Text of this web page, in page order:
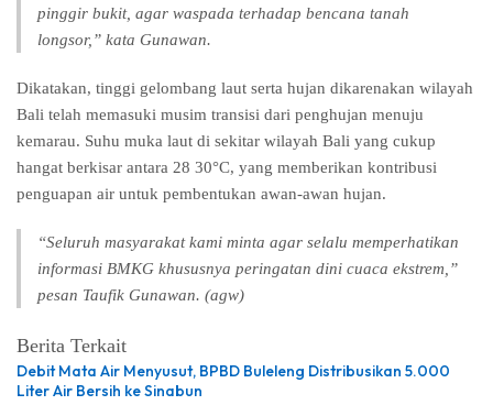
pinggir bukit, agar waspada terhadap bencana tanah
longsor,” kata Gunawan.
Dikatakan, tinggi gelombang laut serta hujan dikarenakan wilayah
Bali telah memasuki musim transisi dari penghujan menuju
kemarau. Suhu muka laut di sekitar wilayah Bali yang cukup
hangat berkisar antara 28 30°C, yang memberikan kontribusi
penguapan air untuk pembentukan awan-awan hujan.
“Seluruh masyarakat kami minta agar selalu memperhatikan
informasi BMKG khususnya peringatan dini cuaca ekstrem,”
pesan Taufik Gunawan. (agw)
Berita Terkait
Debit Mata Air Menyusut, BPBD Buleleng Distribusikan 5.000
Liter Air Bersih ke Sinabun